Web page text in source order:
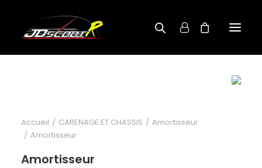
RECHERCHE PAR MODÈLE
Accueil CARENAGE ET CHASSIS
Amortisseur
Amortisseur
Amortisseur